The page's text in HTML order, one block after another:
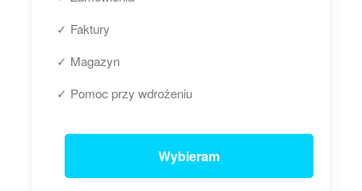
✓ Faktury
✓ Magazyn
✓ Pomoc przy wdrożeniu
Wybieram